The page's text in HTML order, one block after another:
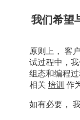
我们希望
原则上， 客
试过程中，
组态和编程
相关 培训 作
如有必要，